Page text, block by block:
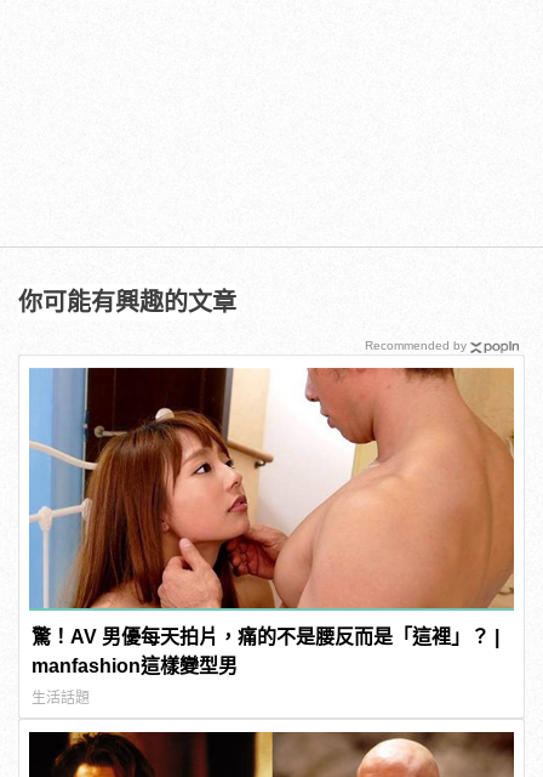
你可能有興趣的文章
驚！AV 男優每天拍片，痛的不是腰反而是「這裡」？ |
manfashion這樣變型男
生活話題
Recommended by